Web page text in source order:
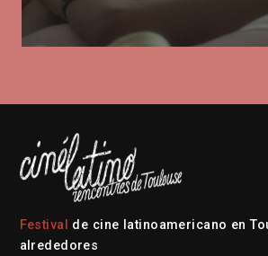
Festival
de cine latinoamericano en
alrededores